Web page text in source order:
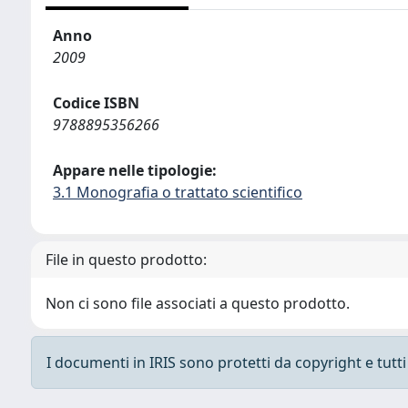
Anno
2009
Codice ISBN
9788895356266
Appare nelle tipologie:
3.1 Monografia o trattato scientifico
File in questo prodotto:
Non ci sono file associati a questo prodotto.
I documenti in IRIS sono protetti da copyright e